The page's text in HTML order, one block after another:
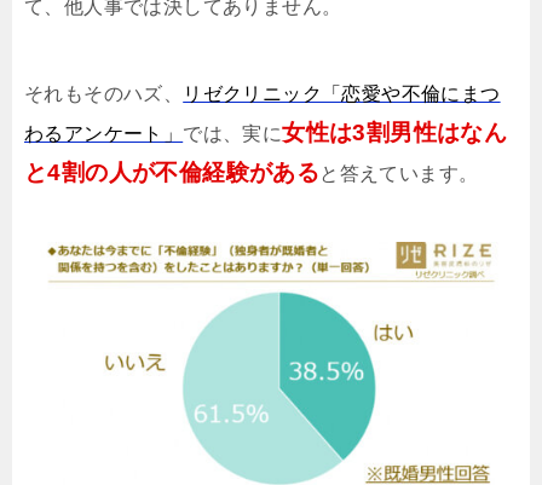
て、他人事では決してありません。
それもそのハズ、
リゼクリニック「恋愛や不倫にまつ
わるアンケート」 では、実に女性は3割男性はなん
と4割の人が不倫経験があると答えています。